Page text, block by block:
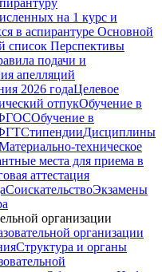
на 1 курс и
в аспирантуре Основной
список Перспективы
подачи и
апелляций
2026 годаЦелевое
отпукОбучение в
ФГОСОбучение в
СтипендииДисциплины
техническое
места для приема в
аттестация
СоискательствоЭкзамены
организации
организации
Структура и органы